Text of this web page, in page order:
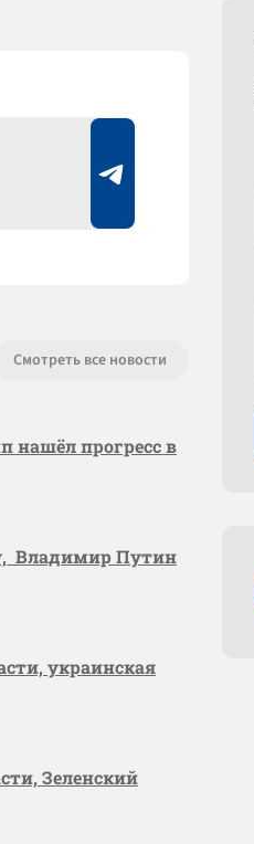
Смотреть все новости
нашёл прогресс в
Владимир Путин
украинская
Зеленский